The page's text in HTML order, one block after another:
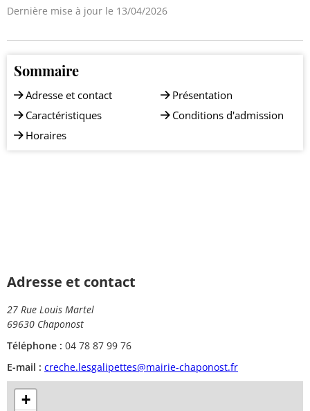
Dernière mise à jour le 13/04/2026
Sommaire
Adresse et contact
Caractéristiques
Horaires
Présentation
Conditions d'admission
Adresse et contact
27 Rue Louis Martel
69630 Chaponost
Téléphone : 04 78 87 99 76
E-mail : creche.lesgalipettes@mairie-chaponost.fr
+